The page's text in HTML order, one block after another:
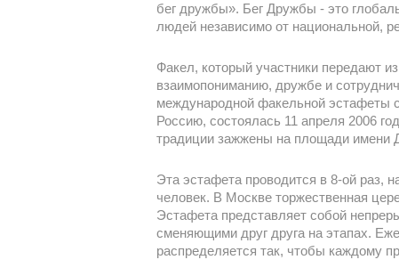
бег дружбы». Бег Дружбы - это
людей независимо от национальной,
Факел, который участники передают
взаимопониманию, дружбе и
международной факельной эстафеты
Россию, состоялась 11 апреля 2006
традиции зажжены на площади
Эта эстафета проводится в 8-ой раз,
человек. В Москве торжественная
Эстафета представляет собой
сменяющими друг друга на этапах.
распределяется так, чтобы каждому